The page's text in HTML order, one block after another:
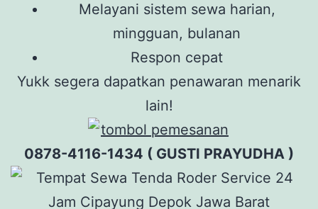
Melayani sistem sewa harian,
mingguan, bulanan
Respon cepat
Yukk segera dapatkan penawaran menarik
lain!
0878-4116-1434 ( GUSTI PRAYUDHA )